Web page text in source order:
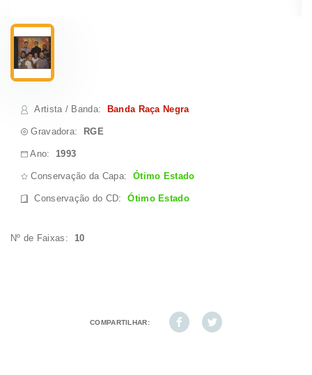
Artista / Banda: Banda Raça Negra
Gravadora: RGE
Ano: 1993
Conservação da Capa: Ótimo Estado
Conservação do CD:Ótimo Estado
Nº de Faixas: 10
COMPARTILHAR: